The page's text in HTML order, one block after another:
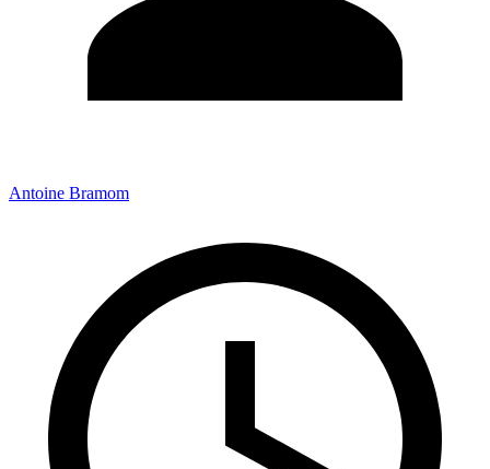
Antoine Bramom